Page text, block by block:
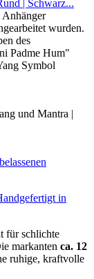
| Schwarz...
Anhänger
wurden.
des
Padme Hum"
Symbol
in
für schlichte
markanten ca. 12
ruhige, kraftvolle